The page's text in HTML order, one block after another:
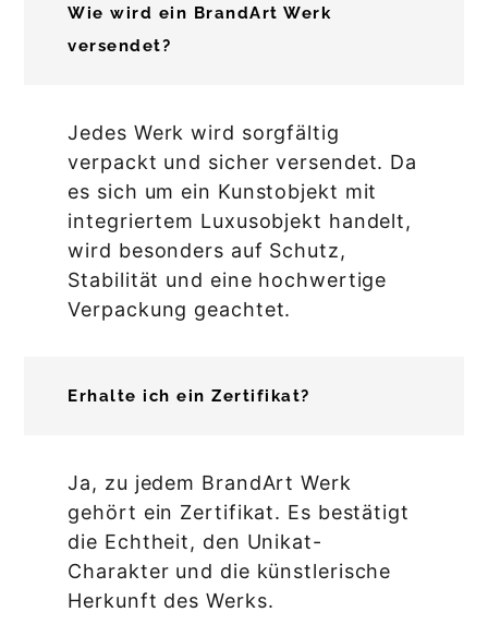
Wie wird ein BrandArt Werk
versendet?
Jedes Werk wird sorgfältig
verpackt und sicher versendet. Da
es sich um ein Kunstobjekt mit
integriertem Luxusobjekt handelt,
wird besonders auf Schutz,
Stabilität und eine hochwertige
Verpackung geachtet.
Erhalte ich ein Zertifikat?
Ja, zu jedem BrandArt Werk
gehört ein Zertifikat. Es bestätigt
die Echtheit, den Unikat-
Charakter und die künstlerische
Herkunft des Werks.